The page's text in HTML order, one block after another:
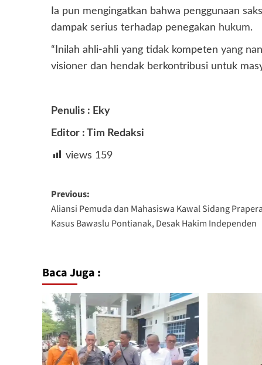
Ia pun mengingatkan bahwa penggunaan
dampak serius terhadap penegakan hukum.
“Inilah ahli-ahli yang tidak kompeten yang
visioner dan hendak berkontribusi untuk
Penulis : Eky
Editor : Tim Redaksi
views 159
Post
navigation
Previous:
Aliansi Pemuda dan Mahasiswa Kawal Sidang
Kasus Bawaslu Pontianak, Desak Hakim Independen
Baca Juga :